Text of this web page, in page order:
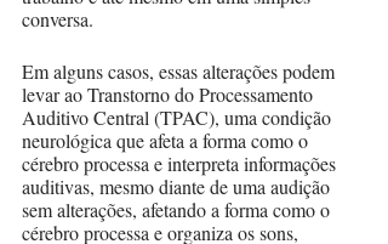
conversa.
Em alguns casos, essas alterações podem
levar ao Transtorno do Processamento
Auditivo Central (TPAC), uma condição
neurológica que afeta a forma como o
cérebro processa e interpreta informações
auditivas, mesmo diante de uma audição
sem alterações, afetando a forma como o
cérebro processa e organiza os sons,